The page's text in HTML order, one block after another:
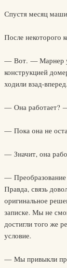
Спустя месяц
После некоторого
— Вот. — Марнер
конструкцией
ходили взад-вперед.
— Она работает?
— Пока она не
— Значит, она
—
Правда, связь
оригинальное
записке. Мы не
достигли того же
условие.
— Мы привыкли